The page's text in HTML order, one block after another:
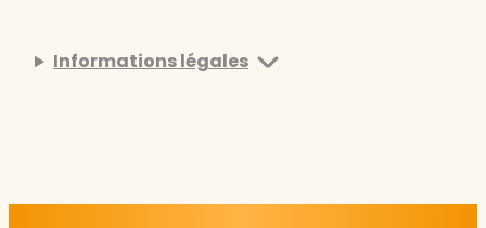
Informations légales